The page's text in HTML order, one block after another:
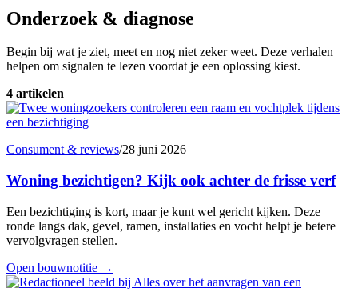
Onderzoek & diagnose
Begin bij wat je ziet, meet en nog niet zeker weet. Deze verhalen
helpen om signalen te lezen voordat je een oplossing kiest.
4 artikelen
Consument & reviews/28 juni 2026
Woning bezichtigen? Kijk ook achter de frisse verf
Een bezichtiging is kort, maar je kunt wel gericht kijken. Deze
ronde langs dak, gevel, ramen, installaties en vocht helpt je betere
vervolgvragen stellen.
Open bouwnotitie →